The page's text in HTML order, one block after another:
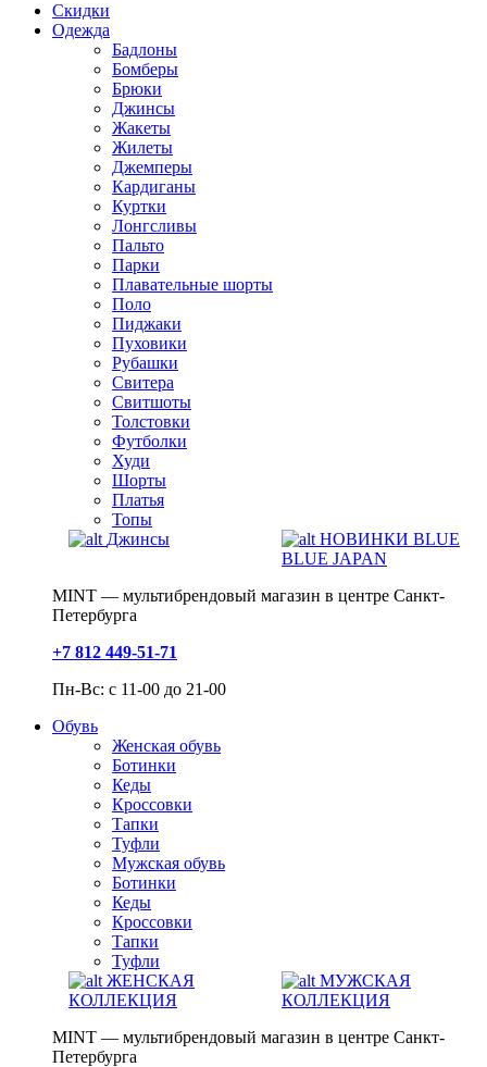
Скидки
Одежда
Бадлоны
Бомберы
Брюки
Джинсы
Жакеты
Жилеты
Джемперы
Кардиганы
Куртки
Лонгсливы
Пальто
Парки
Плавательные шорты
Поло
Пиджаки
Пуховики
Рубашки
Свитера
Свитшоты
Толстовки
Футболки
Худи
Шорты
Платья
Топы
Джинсы
НОВИНКИ BLUE
BLUE JAPAN
MINT — мультибрендовый магазин в центре Санкт-
Петербурга
+7 812 449-51-71
Пн-Вс: с 11-00 до 21-00
Обувь
Женская обувь
Ботинки
Кеды
Кроссовки
Тапки
Туфли
Мужская обувь
Ботинки
Кеды
Кроссовки
Тапки
Туфли
ЖЕНСКАЯ
КОЛЛЕКЦИЯ
МУЖСКАЯ
КОЛЛЕКЦИЯ
MINT — мультибрендовый магазин в центре Санкт-
Петербурга